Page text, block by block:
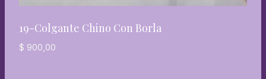
19-Colgante Chino Con Borla
$ 900,00